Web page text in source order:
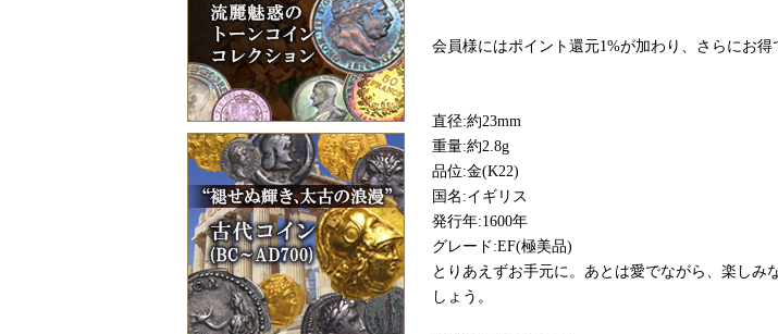
会員様にはポイント還元1%が加わり、さらにお得
直径:約23mm
重量:約2.8g
品位:金(K22)
国名:イギリス
発行年:1600年
グレード:EF(極美品)
とりあえずお手元に。あとは愛でながら、楽しみ
しょう。